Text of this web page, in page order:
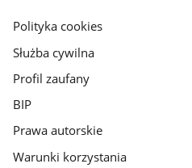
gov.pl
Polityka cookies
Służba cywilna
Profil zaufany
BIP
Prawa autorskie
Warunki korzystania